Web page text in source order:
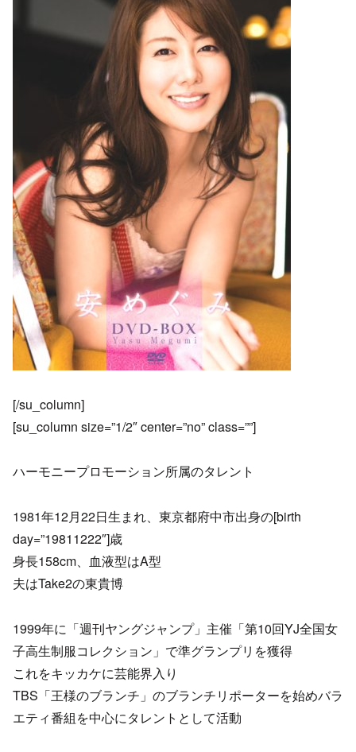
[/su_column]
[su_column size=”1/2″ center=”no” class=””]
ハーモニープロモーション所属のタレント
1981年12月22日生まれ、東京都府中市出身の[birth
day=”19811222″]歳
身長158cm、血液型はA型
夫はTake2の東貴博
1999年に「週刊ヤングジャンプ」主催「第10回YJ全国女
子高生制服コレクション」で準グランプリを獲得
これをキッカケに芸能界入り
TBS「王様のブランチ」のブランチリポーターを始めバラ
エティ番組を中心にタレントとして活動